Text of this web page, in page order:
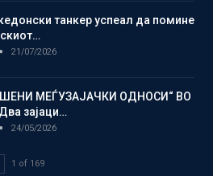
танкер успеал да помине
21/07/2026
МЕЃУЗАЈАЧКИ ОДНОСИ“ ВО
зајаци…
24/05/2026
1 of 169